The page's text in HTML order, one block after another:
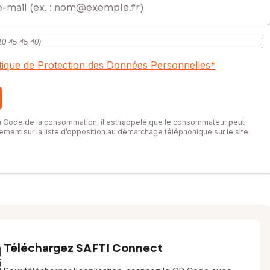
de Protection des Données Personnelles*
Code de la consommation, il est rappelé que le consommateur peut
sur la liste d’opposition au démarchage téléphonique sur le site
Téléchargez SAFTI Connect